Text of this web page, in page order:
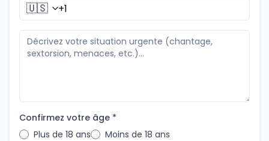
🇺🇸
Confirmez votre âge *
Plus de 18 ans
Moins de 18 ans